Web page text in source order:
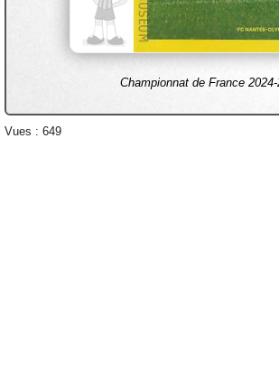
Championnat de France
Vues : 649